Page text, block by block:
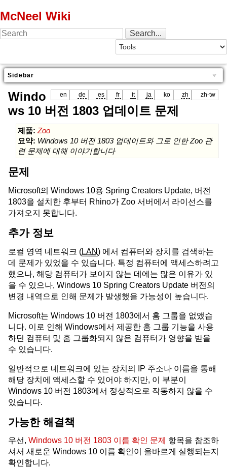
McNeel Wiki
Sidebar
en de es fr it ja ko zh zh-tw
Windo
ws 10 버전 1803 업데이트 문제
제품: Zoo
요약: Windows 10 버전 1803 업데이트와 그로 인한 Zoo 관
련 문제에 대해 이야기합니다
문제
Microsoft의 Windows 10용 Spring Creators Update, 버전
1803을 설치한 후부터 Rhino가 Zoo 서버에서 라이선스를
가져오지 못합니다.
추가 정보
로컬 영역 네트워크 (LAN) 에서 컴퓨터와 장치를 검색하는
데 문제가 있었을 수 있습니다. 특정 컴퓨터에 액세스하려고
했으나, 해당 컴퓨터가 보이지 않는 데에는 많은 이유가 있
을 수 있으나, Windows 10 Spring Creators Update 버전의
변경 내역으로 인해 문제가 발생했을 가능성이 높습니다.
Microsoft는 Windows 10 버전 1803에서 홈 그룹을 없앴습
니다. 이로 인해 Windows에서 제공한 홈 그룹 기능을 사용
하던 컴퓨터 및 홈 그룹화되지 않은 컴퓨터가 영향을 받을
수 있습니다.
일반적으로 네트워크에 있는 장치의 IP 주소나 이름을 통해
해당 장치에 액세스할 수 있어야 하지만, 이 부분이
Windows 10 버전 1803에서 정상적으로 작동하지 않을 수
있습니다.
가능한 해결책
우선, Windows 10 버전 1803 이름 확인 문제 항목을 참조하
셔서 새로운 Windows 10 이름 확인이 올바르게 실행되는지
확인합니다.